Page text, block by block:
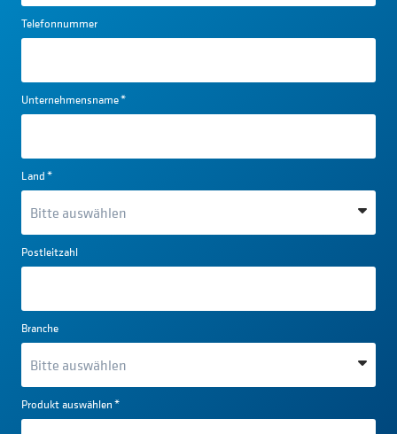
Telefonnummer
Unternehmensname*
Land*
Postleitzahl
Branche
Produkt auswählen*